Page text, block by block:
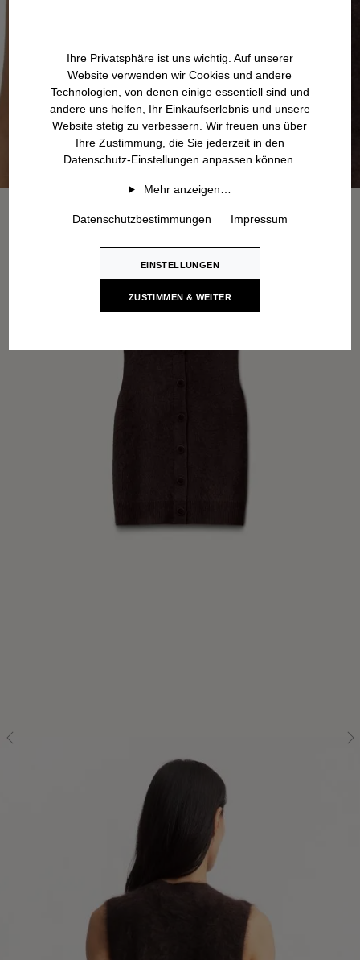
Ihre Privatsphäre ist uns wichtig. Auf unserer
Website verwenden wir Cookies und andere
Technologien, von denen einige essentiell sind und
andere uns helfen, Ihr Einkaufserlebnis und unsere
Website stetig zu verbessern. Wir freuen uns über
Ihre Zustimmung, die Sie jederzeit in den
Datenschutz-Einstellungen anpassen können.
Mehr anzeigen…
Datenschutzbestimmungen Impressum
EINSTELLUNGEN
ZUSTIMMEN & WEITER